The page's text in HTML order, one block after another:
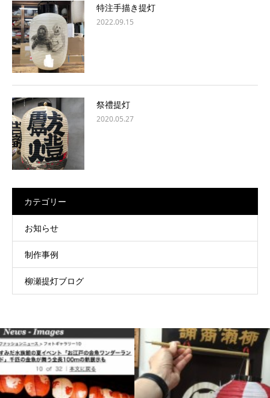
特注手描き提灯
2022.09.15
祭禮提灯
2020.05.27
カテゴリー
お知らせ
制作事例
柳瀬提灯ブログ